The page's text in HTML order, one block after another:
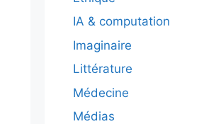
IA & computation
Imaginaire
Littérature
Médecine
Médias